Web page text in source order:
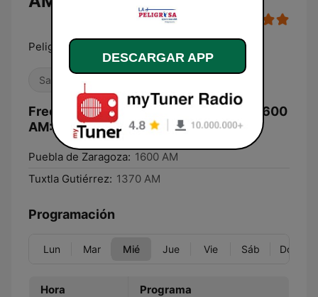
Peligrosamente Salsera
Salsa
Frecuencias Mas Peligrosa 1370 AM 1600
AM:
Puebla de Zaragoza: 1600 AM
Tuxtla Gutiérrez: 1370 AM
Programación
Lun Mar Mié Jue Vie Sáb Dom
Hora Programa
DESCARGAR APP